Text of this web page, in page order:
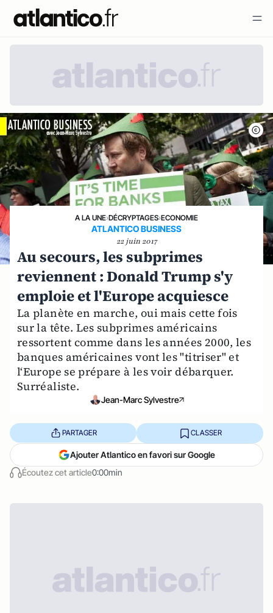
A LA UNE›DÉCRYPTAGES›ECONOMIE
ATLANTICO BUSINESS
22 juin 2017
Au secours, les subprimes
reviennent : Donald Trump s'y
emploie et l'Europe acquiesce
La planète en marche, oui mais cette fois
sur la tête. Les subprimes américains
ressortent comme dans les années 2000, les
banques américaines vont les "titriser" et
l‘Europe se prépare à les voir débarquer.
Surréaliste.
Jean-Marc Sylvestre
Écoutez cet article0:00min
PARTAGER CLASSER
Ajouter Atlantico en favori sur Google